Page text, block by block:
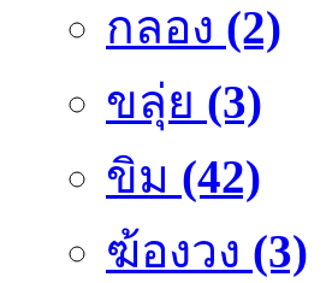
กลอง (2)
ขลุ่ย (3)
ขิม (42)
ฆ้องวง (3)